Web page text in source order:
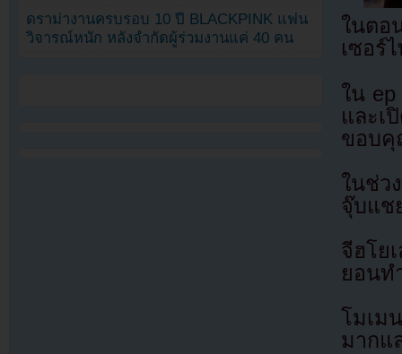
ในตอ
เซอร์
ใน
และเ
ขอบคุ
ในช่ว
จุ๊บแช
จีฮโย
ยอนท
โมเม
มากแ
ดราม่างานครบรอบ 10 ปี BLACKPINK แฟน
วิจารณ์หนัก หลังจำกัดผู้ร่วมงานแค่ 40 คน